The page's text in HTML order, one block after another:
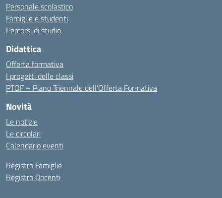
Personale scolastico
Famiglie e studenti
Percorsi di studio
Didattica
Offerta formativa
I progetti delle classi
PTOF – Piano Triennale dell’Offerta Formativa
Novità
Le notizie
Le circolari
Calendario eventi
Registro Famiglie
Registro Docenti